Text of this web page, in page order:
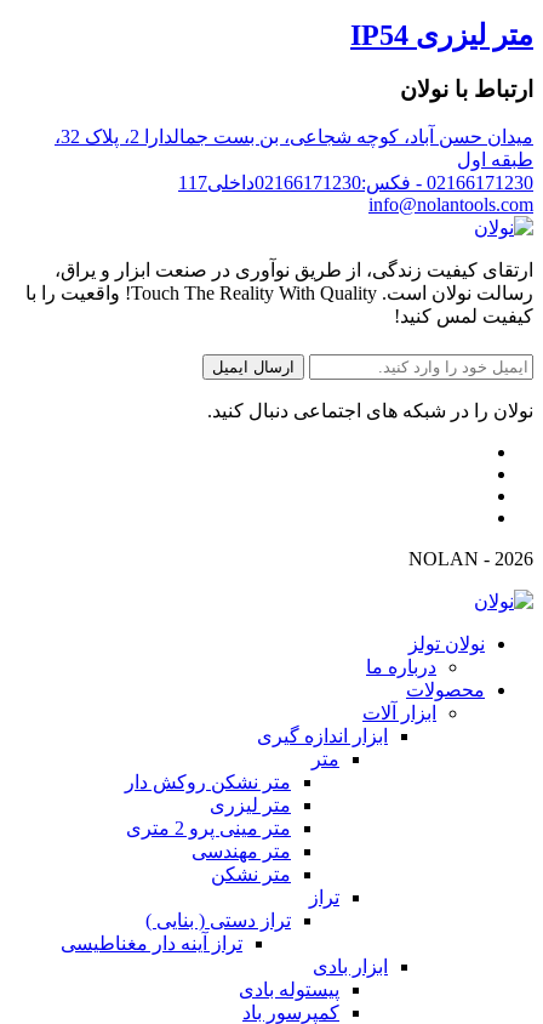
متر لیزری IP54
ارتباط با نولان
میدان حسن آباد، کوچه شجاعی، بن بست جمالدارا 2، پلاک 32،
طبقه اول
02166171230 - فکس:02166171230داخلی117
info@nolantools.com
ارتقای کیفیت زندگی، از طریق نوآوری در صنعت ابزار و یراق،
رسالت نولان است. Touch The Reality With Quality! واقعیت را با
کیفیت لمس کنید!
نولان را در شبکه های اجتماعی دنبال کنید.
2026 - NOLAN
نولان تولز
درباره ما
محصولات
ابزار آلات
ابزار اندازه گیری
متر
متر نشکن روکش دار
متر لیزری
متر مینی پرو 2 متری
متر مهندسی
متر نشکن
تراز
تراز دستی ( بنایی )
تراز آینه دار مغناطیسی
ابزار بادی
پیستوله بادی
کمپرسور باد